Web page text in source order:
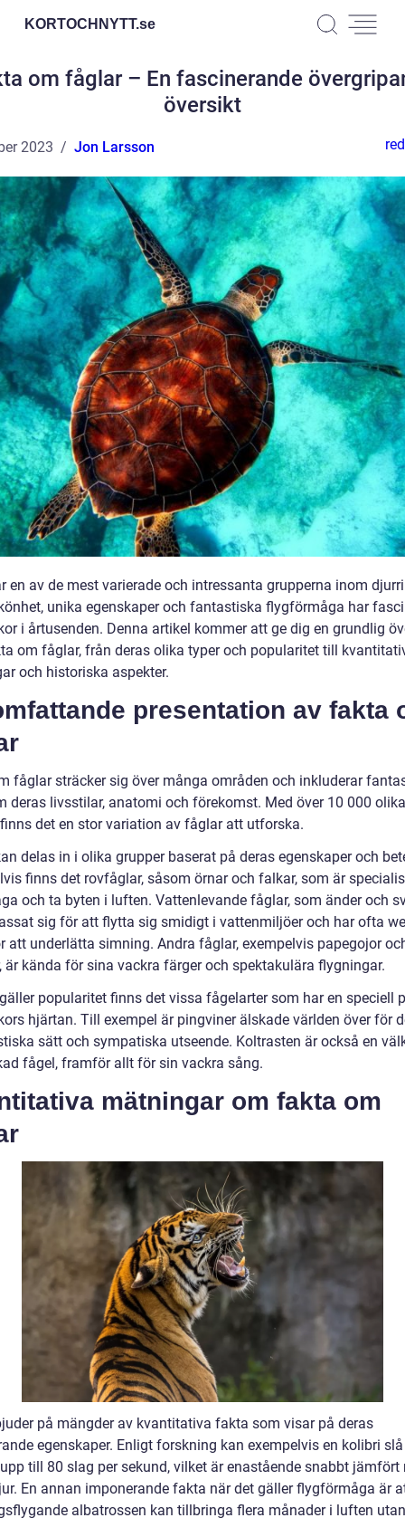
KORTOCHNYTT.se
om fåglar – En fascinerande
översikt
2023 Jon Larsson
en av de mest varierade och intressanta grupperna inom
unika egenskaper och fantastiska flygförmåga har
i årtusenden. Denna artikel kommer att ge dig en grundlig
om fåglar, från deras olika typer och popularitet till
och historiska aspekter.
presentation av fakta
fåglar sträcker sig över många områden och inkluderar
deras livsstilar, anatomi och förekomst. Med över 10 000
det en stor variation av fåglar att utforska.
delas in i olika grupper baserat på deras egenskaper och
finns det rovfåglar, såsom örnar och falkar, som är
och ta byten i luften. Vattenlevande fåglar, som änder och
sig för att flytta sig smidigt i vattenmiljöer och har ofta
att underlätta simning. Andra fåglar, exempelvis papegojor
är kända för sina vackra färger och spektakulära flygningar.
popularitet finns det vissa fågelarter som har en speciell
hjärtan. Till exempel är pingviner älskade världen över för
sätt och sympatiska utseende. Koltrasten är också en
fågel, framför allt för sin vackra sång.
mätningar om fakta om
på mängder av kvantitativa fakta som visar på deras
egenskaper. Enligt forskning kan exempelvis en kolibri
till 80 slag per sekund, vilket är enastående snabbt jämfört
En annan imponerande fakta när det gäller flygförmåga är
albatrossen kan tillbringa flera månader i luften